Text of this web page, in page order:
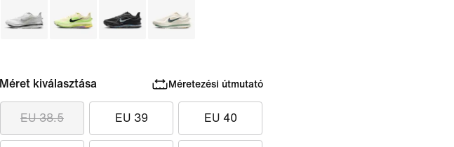
Méret kiválasztása Méretezési útmutató
EU 38.5 EU 39 EU 40